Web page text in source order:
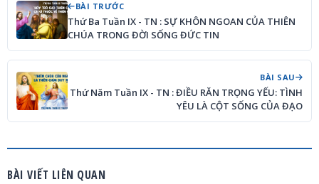
BÀI TRƯỚC
Thứ Ba Tuần IX - TN : SỰ KHÔN NGOAN CỦA THIÊN
CHÚA TRONG ĐỜI SỐNG ĐỨC TIN
BÀI SAU
Thứ Năm Tuần IX - TN : ĐIỀU RĂN TRỌNG YẾU: TÌNH
YÊU LÀ CỘT SỐNG CỦA ĐẠO
BÀI VIẾT LIÊN QUAN